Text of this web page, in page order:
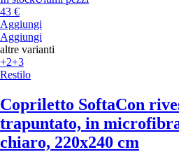
43 €
Aggiungi
Aggiungi
altre varianti
+2+3
Restilo
Copriletto SoftaCon
trapuntato, in
chiaro, 220x240 cm